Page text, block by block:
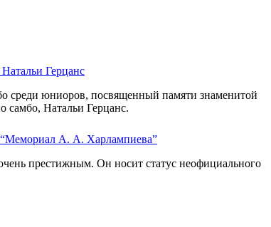
Герцанс
среди юниоров, посвященный памяти знаменитой
самбо, Натальи Герцанс.
А. А. Харлампиева”
престижным. Он носит статус неофициального